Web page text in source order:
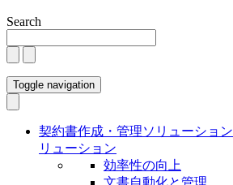
Search
Toggle navigation
契約書作成・管理ソリューション
リューション
効率性の向上
文書自動化と管理